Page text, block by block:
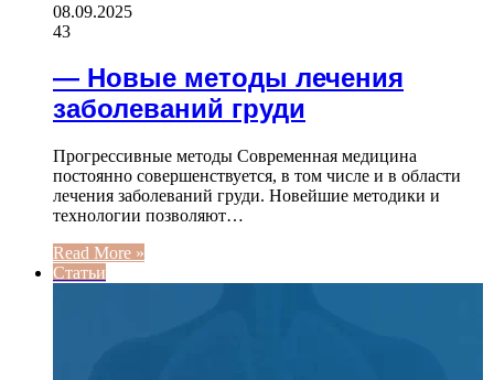
08.09.2025
43
— Новые методы лечения
заболеваний груди
Прогрессивные методы Современная медицина
постоянно совершенствуется, в том числе и в области
лечения заболеваний груди. Новейшие методики и
технологии позволяют…
Read More »
Статьи